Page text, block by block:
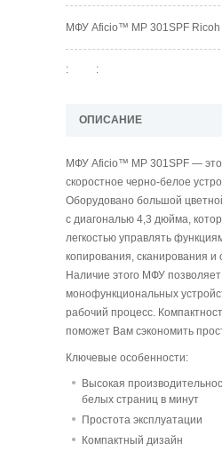
МФУ Aficio™ MP 301SPF Ricoh
: :
ОПИСАНИЕ
МФУ Aficio™ MP 301SPF — это
скоростное черно-белое
Оборудовано большой
с диагональю 4,3 дюйма,
легкостью управлять
копирования, сканирования и
Наличие этого МФУ
монофункциональных
рабочий процесс.
поможет Вам сэкономить
Ключевые особенности:
Высокая
белых страниц в минут
Простота эксплуатации
Компактный дизайн